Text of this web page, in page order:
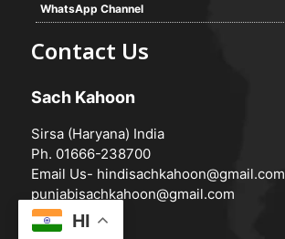
WhatsApp Channel
Contact Us
Sach Kahoon
Sirsa (Haryana) India
Ph. 01666-238700
Email Us- hindisachkahoon@gmail.com
punjabisachkahoon@gmail.com
HI